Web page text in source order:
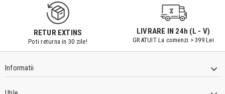
RETUR EXTINS
Poti returna in 30 zile!
LIVRARE IN 24h (L - V)
GRATUIT La comenzi > 399 Lei
Informatii